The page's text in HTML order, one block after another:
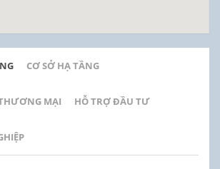
CƠ SỞ HẠ TẦNG
MẠI HỖ TRỢ ĐẦU TƯ